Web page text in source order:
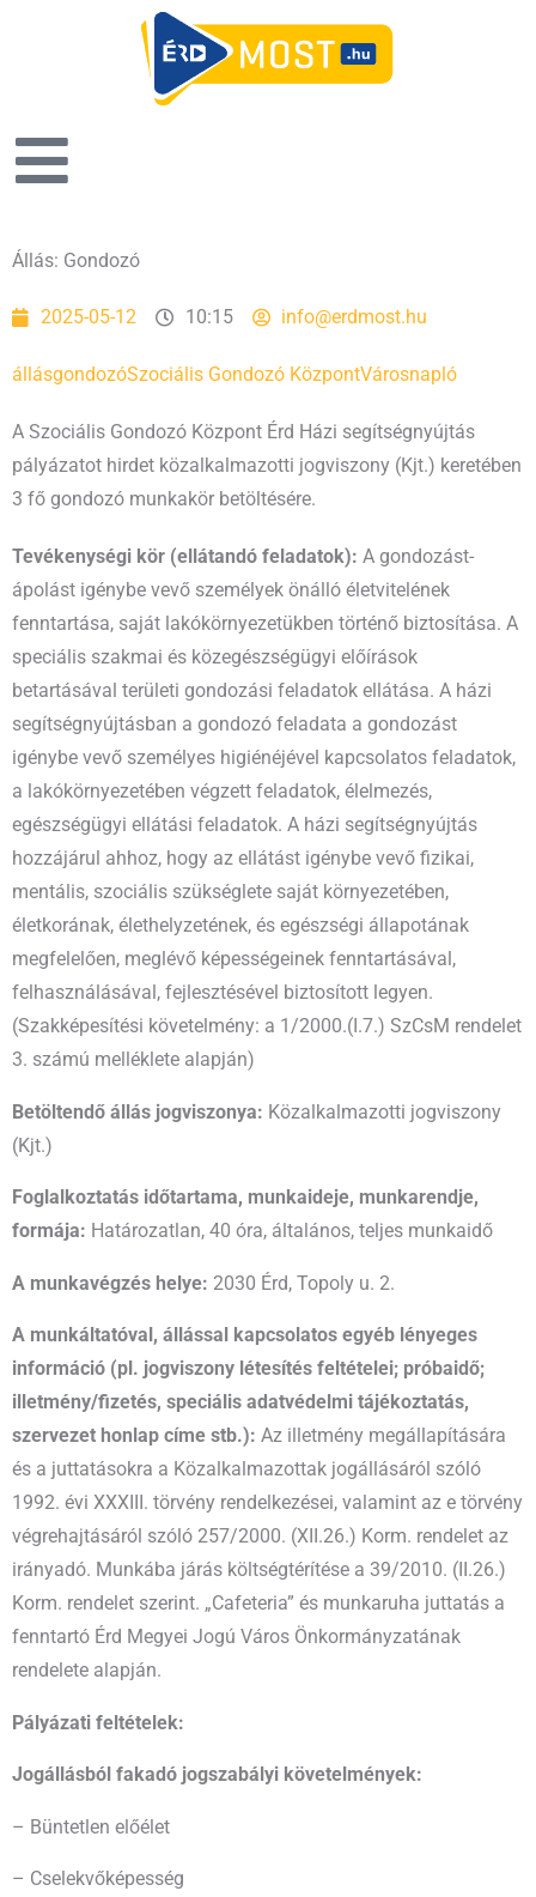
Állás: Gondozó
2025-05-12 10:15 info@erdmost.hu
állásgondozóSzociális Gondozó KözpontVárosnapló
A Szociális Gondozó Központ Érd Házi segítségnyújtás
pályázatot hirdet közalkalmazotti jogviszony (Kjt.) keretében
3 fő gondozó munkakör betöltésére.
Tevékenységi kör (ellátandó feladatok): A gondozást-
ápolást igénybe vevő személyek önálló életvitelének
fenntartása, saját lakókörnyezetükben történő biztosítása. A
speciális szakmai és közegészségügyi előírások
betartásával területi gondozási feladatok ellátása. A házi
segítségnyújtásban a gondozó feladata a gondozást
igénybe vevő személyes higiénéjével kapcsolatos feladatok,
a lakókörnyezetében végzett feladatok, élelmezés,
egészségügyi ellátási feladatok. A házi segítségnyújtás
hozzájárul ahhoz, hogy az ellátást igénybe vevő fizikai,
mentális, szociális szükséglete saját környezetében,
életkorának, élethelyzetének, és egészségi állapotának
megfelelően, meglévő képességeinek fenntartásával,
felhasználásával, fejlesztésével biztosított legyen.
(Szakképesítési követelmény: a 1/2000.(I.7.) SzCsM rendelet
3. számú melléklete alapján)
Betöltendő állás jogviszonya: Közalkalmazotti jogviszony
(Kjt.)
Foglalkoztatás időtartama, munkaideje, munkarendje,
formája: Határozatlan, 40 óra, általános, teljes munkaidő
A munkavégzés helye: 2030 Érd, Topoly u. 2.
A munkáltatóval, állással kapcsolatos egyéb lényeges
információ (pl. jogviszony létesítés feltételei; próbaidő;
illetmény/fizetés, speciális adatvédelmi tájékoztatás,
szervezet honlap címe stb.): Az illetmény megállapítására
és a juttatásokra a Közalkalmazottak jogállásáról szóló
1992. évi XXXIII. törvény rendelkezései, valamint az e törvény
végrehajtásáról szóló 257/2000. (XII.26.) Korm. rendelet az
irányadó. Munkába járás költségtérítése a 39/2010. (II.26.)
Korm. rendelet szerint. „Cafeteria” és munkaruha juttatás a
fenntartó Érd Megyei Jogú Város Önkormányzatának
rendelete alapján.
Pályázati feltételek:
Jogállásból fakadó jogszabályi követelmények:
– Büntetlen előélet
– Cselekvőképesség